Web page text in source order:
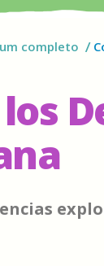
completo